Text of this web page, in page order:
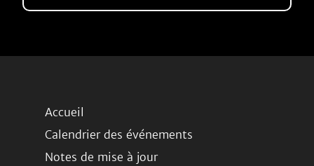
Accueil
Calendrier des événements
Notes de mise à jour